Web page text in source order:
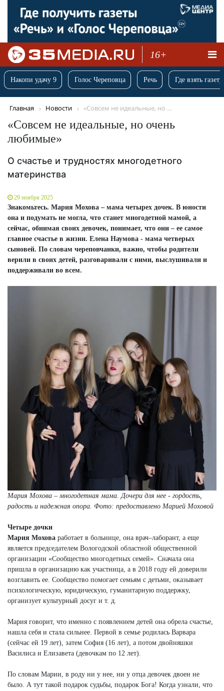
16+
Накопи удачу 9 Голос Череповца Речь Где взять
Главная Новости «Совсем не идеальные, но ...
«Совсем не идеальные, но очень
любимые»
О счастье и трудностях многодетного
материнства
29 ноября 2025
Знакомьтесь. Мария Мохова – мама четырех дочек. В юности
она и подумать не могла, что станет многодетной мамой, а
сейчас, обнимая своих девочек, понимает, что они – ее самое
главное счастье в жизни. Елена Наумова - мама четверых
сыновей. По словам череповчанки, важно, чтобы родители
верили в своих детей, разговаривали с ними, выслушивали и
поддерживали во всем.
Мария Мохова – многодетная мама. Дочери для нее - гордость,
радость и надежная опора. Фото: предоставлено Марией Моховой
Четыре дочки
Мария Мохова работает в больнице, она врач–лаборант, а еще
является председателем Вологодской областной общественной
организации «Сообщество многодетных семей». Сначала она
пришла в организацию как участница, а в 2018 году ей доверили
возглавить ее. Сообщество помогает семьям с детьми, оказывает
психологическую, юридическую, гуманитарную поддержку,
организует культурный досуг и т. д.
Мария говорит, что именно с появлением детей она обрела счастье,
нашла себя и стала сильнее. Первой в семье родилась Варвара
(сейчас ей 19 лет), затем София (16 лет), а потом двойняшки
Василиса и Елизавета (девочкам по 12 лет).
По словам Марии, в роду ни у нее, ни у отца девочек двоен не
было. А тут такой подарок судьбы, подарок Бога! Когда узнали, что